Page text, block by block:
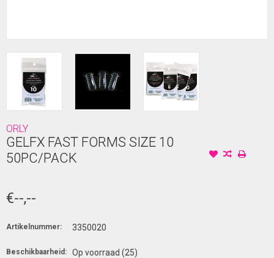
ORLY
GELFX FAST FORMS SIZE 10
50PC/PACK
€--,--
Artikelnummer: 3350020
Beschikbaarheid: Op voorraad (25)